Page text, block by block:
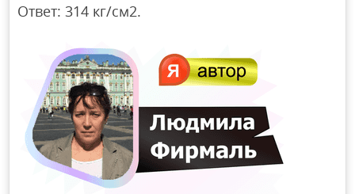
Ответ: 314 кг/см2.